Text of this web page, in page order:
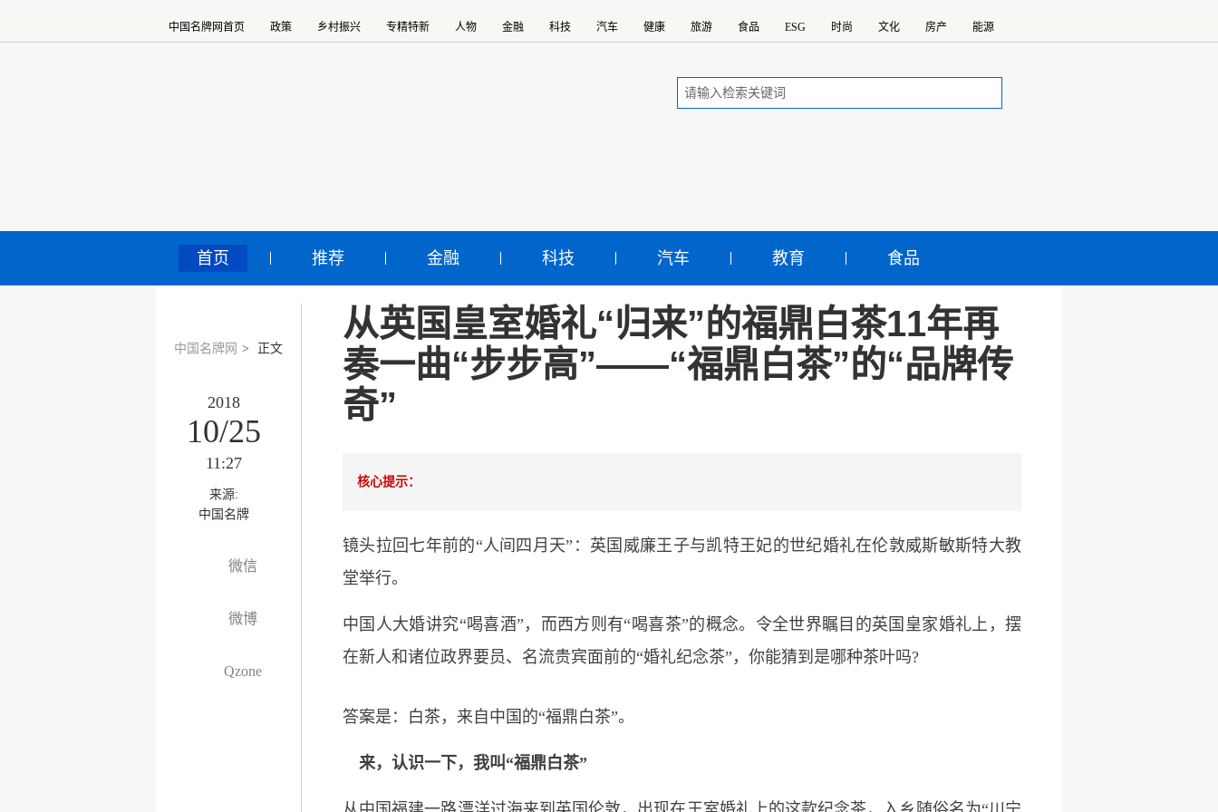
中国名牌网首页 政策 乡村振兴 专精特新 人物 金融 科技 汽车 健康 旅游 食品 ESG 时尚 文化 房产 能源
首页 推荐 金融 科技 汽车 教育 食品
中国名牌网 > 正文
2018
10/25
11:27
来源:
中国名牌
微信
微博
Qzone
从英国皇室婚礼“归来”的福鼎白茶11年再
奏一曲“步步高”——“福鼎白茶”的“品牌传
奇”
核心提示：
镜头拉回七年前的“人间四月天”：英国威廉王子与凯特王妃的世纪婚礼在伦敦威斯敏斯特大教
堂举行。
中国人大婚讲究“喝喜酒”，而西方则有“喝喜茶”的概念。令全世界瞩目的英国皇家婚礼上，摆
在新人和诸位政界要员、名流贵宾面前的“婚礼纪念茶”，你能猜到是哪种茶叶吗?
答案是：白茶，来自中国的“福鼎白茶”。
来，认识一下，我叫“福鼎白茶”